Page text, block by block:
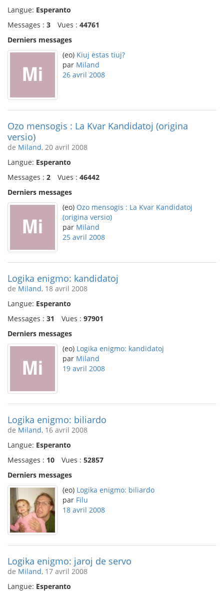
Langue: Esperanto
Messages : 3 Vues : 44761
Derniers messages
(eo) Kiuj estas tiuj?
par Miland
26 avril 2008
Ozo mensogis : La Kvar Kandidatoj (origina
versio)
de Miland, 20 avril 2008
Langue: Esperanto
Messages : 2 Vues : 46442
Derniers messages
(eo) Ozo mensogis : La Kvar Kandidatoj
(origina versio)
par Miland
25 avril 2008
Logika enigmo: kandidatoj
de Miland, 18 avril 2008
Langue: Esperanto
Messages : 31 Vues : 97901
Derniers messages
(eo) Logika enigmo: kandidatoj
par Miland
19 avril 2008
Logika enigmo: biliardo
de Miland, 16 avril 2008
Langue: Esperanto
Messages : 10 Vues : 52857
Derniers messages
(eo) Logika enigmo: biliardo
par Filu
18 avril 2008
Logika enigmo: jaroj de servo
de Miland, 17 avril 2008
Langue: Esperanto